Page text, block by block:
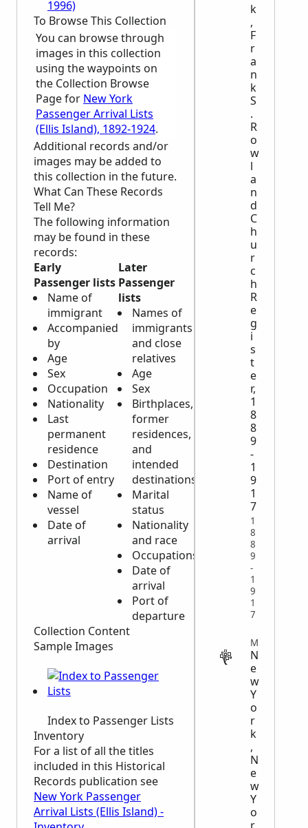
1996)
To Browse This Collection
You can browse through
images in this collection
using the waypoints on
the Collection Browse
Page for New York
Passenger Arrival Lists
(Ellis Island), 1892-1924.
Additional records and/or
images may be added to
this collection in the future.
What Can These Records
Tell Me?
The following information
may be found in these
records:
Early
Passenger lists
Name of
immigrant
Accompanied
by
Age
Sex
Occupation
Nationality
Last
permanent
residence
Destination
Port of entry
Name of
vessel
Date of
arrival
Later
Passenger
lists
Names of
immigrants
and close
relatives
Age
Sex
Birthplaces,
former
residences,
and
intended
destinations
Marital
status
Nationality
and race
Occupations
Date of
arrival
Port of
departure
Collection Content
Sample Images
Index to Passenger Lists
Inventory
For a list of all the titles
included in this Historical
Records publication see
New York Passenger
Arrival Lists (Ellis Island) -
k
,
F
r
a
n
k
S
.
R
o
w
l
a
n
d
C
h
u
r
c
h
R
e
g
i
s
t
e
r,
1
8
8
9
-
1
9
1
7
1
8
8
9
-
1
9
1
7
N
e
w
Y
o
r
k
,
N
e
w
Y
o